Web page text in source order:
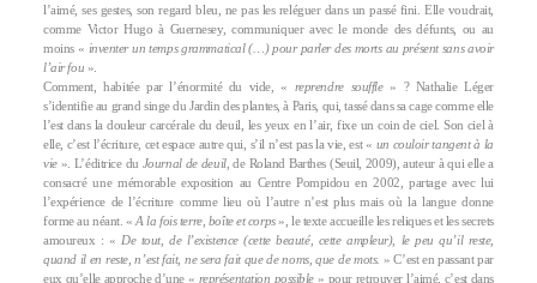
l’aimé, ses gestes, son regard bleu, ne pas les reléguer dans un passé fini. Elle voudrait,
comme Victor Hugo à Guernesey, communiquer avec le monde des défunts, ou au
moins « inventer un temps grammatical (…) pour parler des morts au présent sans avoir
l’air fou ».
Comment, habitée par l’énormité du vide, « reprendre souffle» ? Nathalie Léger
s’identifie au grand singe du Jardin des plantes, à Paris, qui, tassé dans sa cage comme elle
l’est dans la douleur carcérale du deuil, les yeux en l’air, fixe un coin de ciel. Son ciel à
elle, c’est l’écriture, cet espace autre qui, s’il n’est pas la vie, est « un couloir tangent à la
vie». L’éditrice du Journal de deuil, de Roland Barthes (Seuil, 2009), auteur à qui elle a
consacré une mémorable exposition au Centre Pompidou en 2002, partage avec lui
l’expérience de l’écriture comme lieu où l’autre n’est plus mais où la langue donne
forme au néant. « A la fois terre, boîte et corps », le texte accueille les reliques et les secrets
amoureux : « De tout, de l’existence (cette beauté, cette ampleur), le peu qu’il reste,
quand il en reste, n’est fait, ne sera fait que de noms, que de mots. » C’est en passant par
eux qu’elle approche d’une « représentation possible » pour retrouver l’aimé, c’est dans